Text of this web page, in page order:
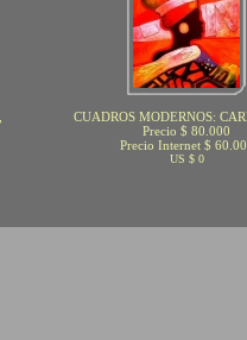
CUADROS MODERNOS:
Precio $ 80.000
Precio Internet $
US $ 0